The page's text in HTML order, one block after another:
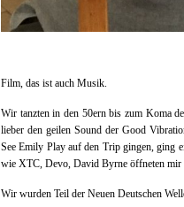
Film, das ist auch Musik.
Wir tanzten in den 50ern bis zum Koma
lieber den geilen Sound der Good
See Emily Play auf den Trip gingen, ging
wie XTC, Devo, David Byrne öffneten mir
Wir wurden Teil der Neuen Deutschen